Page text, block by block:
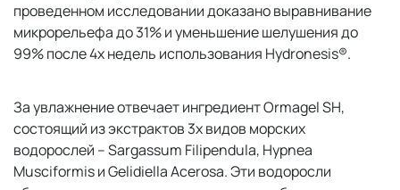
проведенном исследовании доказано выравнивание
микрорельефа до 31% и уменьшение шелушения до
99% после 4х недель использования Hydronesis®.
За увлажнение отвечает ингредиент Ormagel SH,
состоящий из экстрактов 3х видов морских
водорослей – Sargassum Filipendula, Hypnea
Musciformis и Gelidiella Acerosa. Эти водоросли